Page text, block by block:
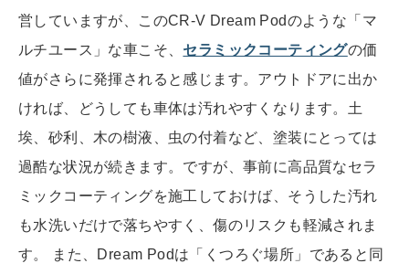
営していますが、このCR-V Dream Podのような「マ
ルチユース」な車こそ、 セラミックコーティングの価
値がさらに発揮されると感じます。アウトドアに出か
ければ、どうしても車体は汚れやすくなります。土
埃、砂利、木の樹液、虫の付着など、塗装にとっては
過酷な状況が続きます。ですが、事前に高品質なセラ
ミックコーティングを施工しておけば、そうした汚れ
も水洗いだけで落ちやすく、傷のリスクも軽減されま
す。 また、Dream Podは「くつろぐ場所」であると同